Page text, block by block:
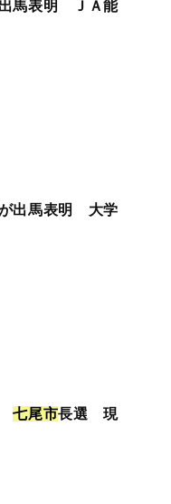
馬表明 ＪＡ能
出馬表明 大学
七尾市長選 現